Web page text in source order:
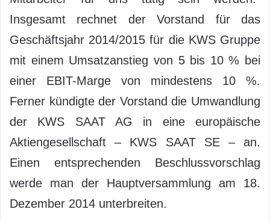
Insgesamt rechnet der Vorstand für das
Geschäftsjahr 2014/2015 für die KWS Gruppe
mit einem Umsatzanstieg von 5 bis 10 % bei
einer EBIT-Marge von mindestens 10 %.
Ferner kündigte der Vorstand die Umwandlung
der KWS SAAT AG in eine europäische
Aktiengesellschaft – KWS SAAT SE – an.
Einen entsprechenden Beschlussvorschlag
werde man der Hauptversammlung am 18.
Dezember 2014 unterbreiten.